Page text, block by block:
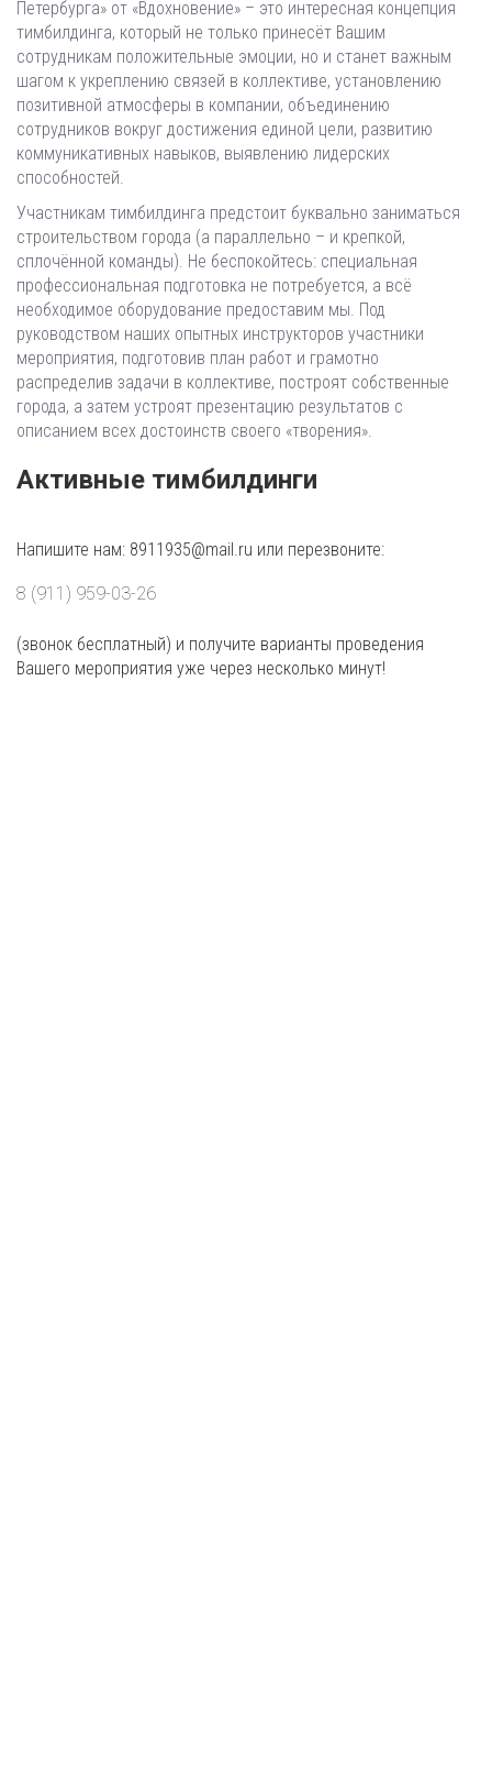
Петербурга» от «Вдохновение» – это интересная концепция
тимбилдинга, который не только принесёт Вашим
сотрудникам положительные эмоции, но и станет важным
шагом к укреплению связей в коллективе, установлению
позитивной атмосферы в компании, объединению
сотрудников вокруг достижения единой цели, развитию
коммуникативных навыков, выявлению лидерских
способностей.
Участникам тимбилдинга предстоит буквально заниматься
строительством города (а параллельно – и крепкой,
сплочённой команды). Не беспокойтесь: специальная
профессиональная подготовка не потребуется, а всё
необходимое оборудование предоставим мы. Под
руководством наших опытных инструкторов участники
мероприятия, подготовив план работ и грамотно
распределив задачи в коллективе, построят собственные
города, а затем устроят презентацию результатов с
описанием всех достоинств своего «творения».
Активные тимбилдинги
Напишите нам: 8911935@mail.ru или перезвоните:
8 (911) 959-03-26
(звонок бесплатный) и получите варианты проведения
Вашего мероприятия уже через несколько минут!